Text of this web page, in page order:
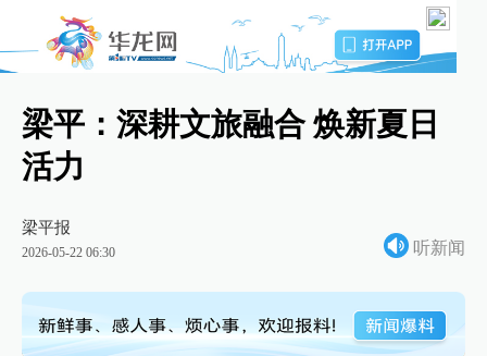
梁平：深耕文旅融合 焕新夏日
活力
梁平报
2026-05-22 06:30 听新闻